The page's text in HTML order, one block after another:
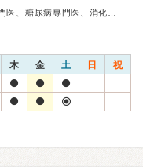
医、糖尿病専門医、消化…
木 金 土 日 祝